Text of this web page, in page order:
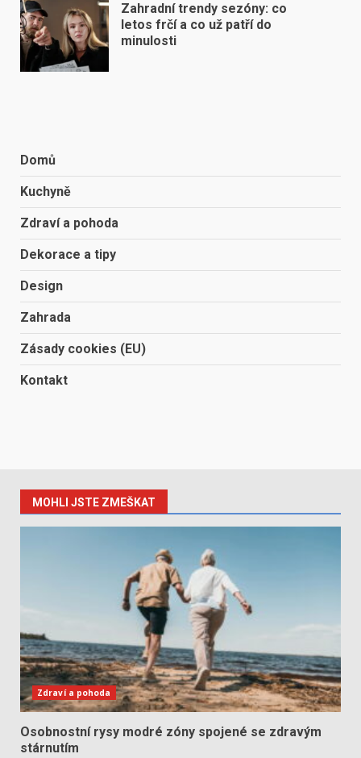
Zahradní trendy sezóny: co
letos frčí a co už patří do
minulosti
Domů
Kuchyně
Zdraví a pohoda
Dekorace a tipy
Design
Zahrada
Zásady cookies (EU)
Kontakt
MOHLI JSTE ZMEŠKAT
Zdraví a pohoda
Osobnostní rysy modré zóny spojené se zdravým
stárnutím